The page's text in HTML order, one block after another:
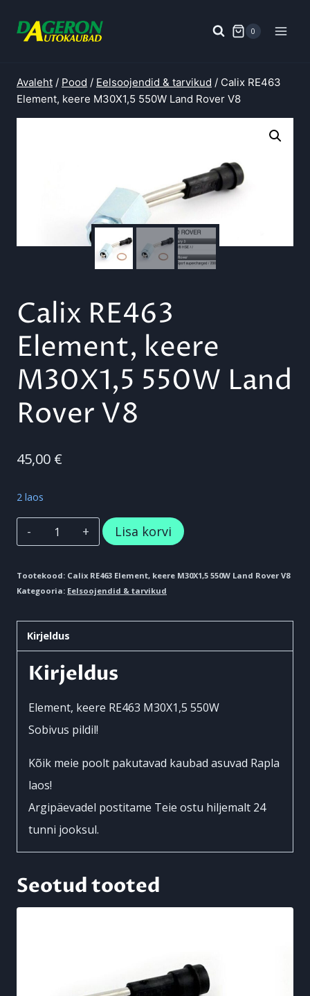
0
Avaleht / Pood / Eelsoojendid & tarvikud / Calix RE463
Element, keere M30X1,5 550W Land Rover V8
Calix RE463
Element, keere
M30X1,5 550W Land
Rover V8
45,00 €
2 laos
Calix
RE463
Element,
keere
M30X1,5
550W
Land
Rover
V8
kogus
Lisa korvi
Tootekood: Calix RE463 Element, keere M30X1,5 550W Land Rover V8
Kategooria: Eelsoojendid & tarvikud
Kirjeldus
Kirjeldus
Element, keere RE463 M30X1,5 550W
Sobivus pildil!
Kõik meie poolt pakutavad kaubad asuvad Rapla
laos!
Argipäevadel postitame Teie ostu hiljemalt 24
tunni jooksul.
Seotud tooted